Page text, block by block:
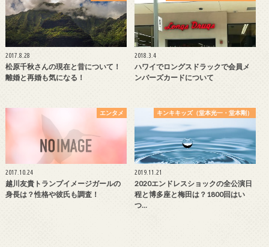
2017.8.28
松原千秋さんの現在と昔について！
離婚と再婚も気になる！
2018.3.4
ハワイでロングスドラックで会員メ
ンバーズカードについて
エンタメ
2017.10.24
越川友貴トランプイメージガールの
身長は？性格や彼氏も調査！
キンキキッズ（堂本光一・堂本剛）
2019.11.21
2020エンドレスショックの全公演日
程と博多座と梅田は？1800回はい
つ…